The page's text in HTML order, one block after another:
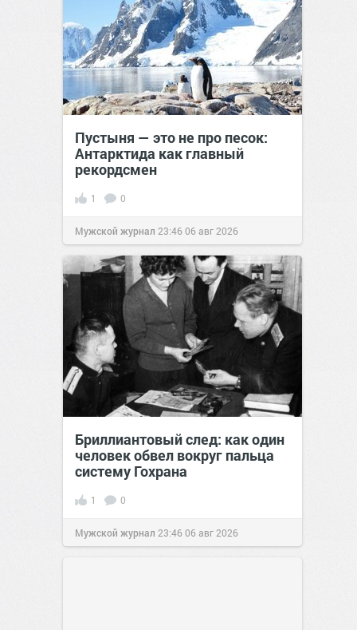
Пустыня — это не про песок:
Антарктида как главный
рекордсмен
1 0
Мужской журнал 23:4606 авг 2026
Бриллиантовый след: как один
человек обвел вокруг пальца
систему Гохрана
1 0
Мужской журнал 23:4606 авг 2026